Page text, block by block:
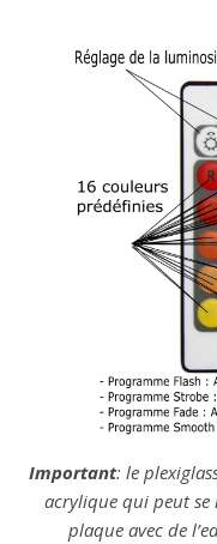
Important: le
acrylique qui peut se
plaque avec de